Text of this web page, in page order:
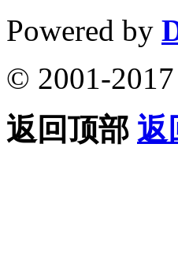
Powered by
© 2001-2017
返回顶部 返